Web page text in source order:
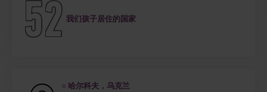
52 我们孩子居住的国家
哈尔科夫，乌克兰